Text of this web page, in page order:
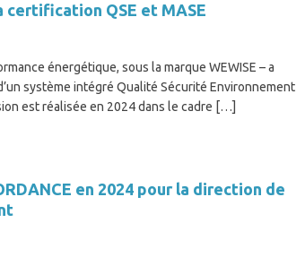
certification QSE et MASE
énergétique, sous la marque WEWISE – a
système intégré Qualité Sécurité Environnement
est réalisée en 2024 dans le cadre […]
en 2024 pour la direction de